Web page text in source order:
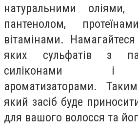
натуральними оліями,
пантенолом,
вітамінами.
яких сульфатів з
силіконами і
ароматизаторами.
який засіб буде
для вашого волосся та